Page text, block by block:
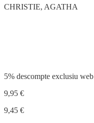
CHRISTIE, AGATHA
5% descompte exclusiu web
9,95 €
9,45 €